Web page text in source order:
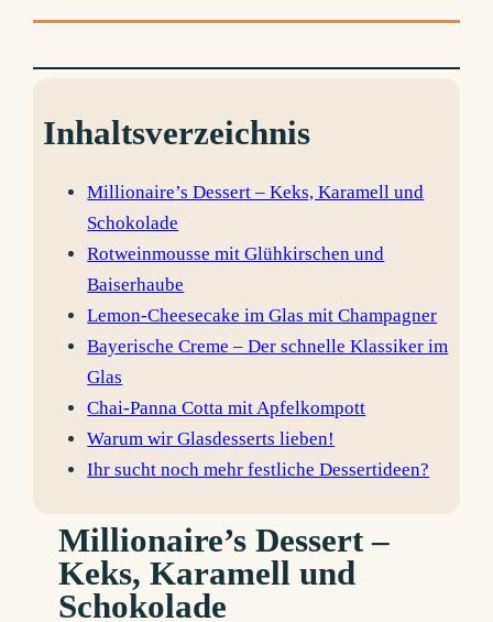
Inhaltsverzeichnis
Millionaire’s Dessert – Keks, Karamell und
Schokolade
Rotweinmousse mit Glühkirschen und
Baiserhaube
Lemon-Cheesecake im Glas mit Champagner
Bayerische Creme – Der schnelle Klassiker im
Glas
Chai-Panna Cotta mit Apfelkompott
Warum wir Glasdesserts lieben!
Ihr sucht noch mehr festliche Dessertideen?
Millionaire’s Dessert –
Keks, Karamell und
Schokolade